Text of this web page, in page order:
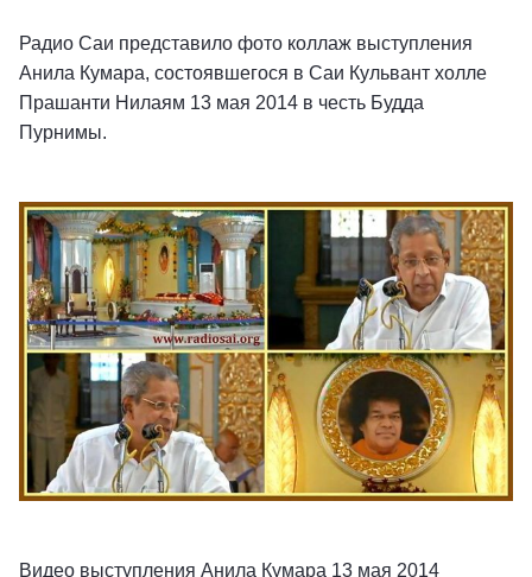
Радио Саи представило фото коллаж выступления
Анила Кумара, состоявшегося в Саи Кульвант холле
Прашанти Нилаям 13 мая 2014 в честь Будда
Пурнимы.
Видео выступления Анила Кумара 13 мая 2014